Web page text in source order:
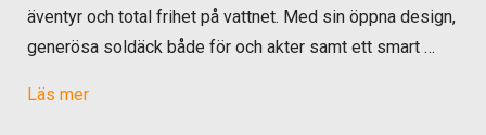
äventyr och total frihet på vattnet. Med sin öppna design,
generösa soldäck både för och akter samt ett smart …
Läs mer